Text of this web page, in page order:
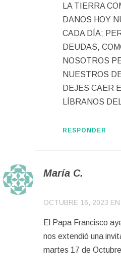
LA TIERRA
DANOS HOY
CADA DÍA;
DEUDAS,
NOSOTROS
NUESTROS
DEJES CAER
LÍBRANOS
RESPONDER
María C.
OCTUBRE 16, 2023 EN
El Papa Francisco
nos extendió una
martes 17 de